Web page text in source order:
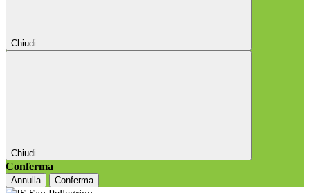
Chiudi
Chiudi
Conferma
Annulla Conferma